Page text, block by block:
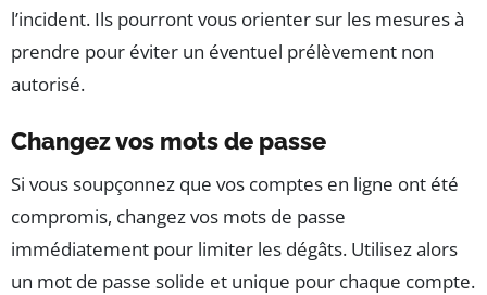
l’incident. Ils pourront vous orienter sur les mesures à
prendre pour éviter un éventuel prélèvement non
autorisé.
Changez vos mots de passe
Si vous soupçonnez que vos comptes en ligne ont été
compromis, changez vos mots de passe
immédiatement pour limiter les dégâts. Utilisez alors
un mot de passe solide et unique pour chaque compte.